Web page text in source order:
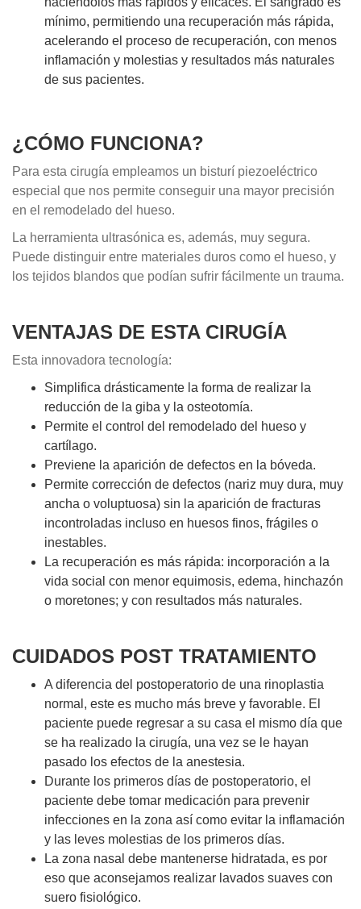
mínimo, permitiendo una recuperación más rápida,
acelerando el proceso de recuperación, con menos
inflamación y molestias y resultados más naturales
de sus pacientes.
¿CÓMO FUNCIONA?
Para esta cirugía empleamos un bisturí piezoeléctrico
especial que nos permite conseguir una mayor precisión
en el remodelado del hueso.
La herramienta ultrasónica es, además, muy segura.
Puede distinguir entre materiales duros como el hueso, y
los tejidos blandos que podían sufrir fácilmente un trauma.
VENTAJAS DE ESTA CIRUGÍA
Esta innovadora tecnología:
Simplifica drásticamente la forma de realizar la
reducción de la giba y la osteotomía.
Permite el control del remodelado del hueso y
cartílago.
Previene la aparición de defectos en la bóveda.
Permite corrección de defectos (nariz muy dura, muy
ancha o voluptuosa) sin la aparición de fracturas
incontroladas incluso en huesos finos, frágiles o
inestables.
La recuperación es más rápida: incorporación a la
vida social con menor equimosis, edema, hinchazón
o moretones; y con resultados más naturales.
CUIDADOS POST TRATAMIENTO
A diferencia del postoperatorio de una rinoplastia
normal, este es mucho más breve y favorable. El
paciente puede regresar a su casa el mismo día que
se ha realizado la cirugía, una vez se le hayan
pasado los efectos de la anestesia.
Durante los primeros días de postoperatorio, el
paciente debe tomar medicación para prevenir
infecciones en la zona así como evitar la inflamación
y las leves molestias de los primeros días.
La zona nasal debe mantenerse hidratada, es por
eso que aconsejamos realizar lavados suaves con
suero fisiológico.